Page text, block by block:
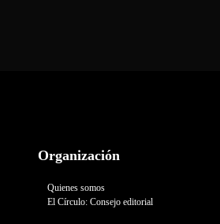
Organización
Quienes somos
El Círculo: Consejo editorial